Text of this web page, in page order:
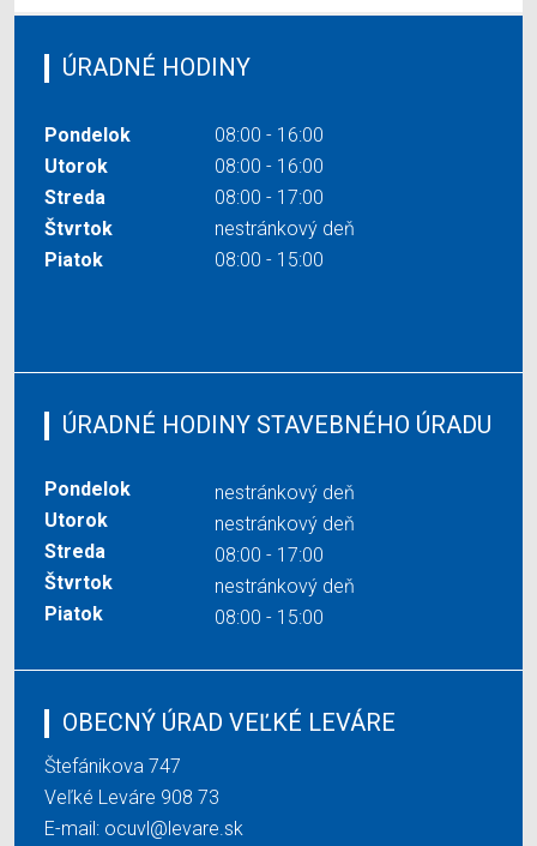
ÚRADNÉ HODINY
Pondelok
08:00 - 16:00
Utorok
08:00 - 16:00
Streda
08:00 - 17:00
Štvrtok
nestránkový deň
Piatok
08:00 - 15:00
ÚRADNÉ HODINY STAVEBNÉHO ÚRADU
Pondelok
nestránkový deň
Utorok
nestránkový deň
Streda
08:00 - 17:00
Štvrtok
nestránkový deň
Piatok
08:00 - 15:00
OBECNÝ ÚRAD VEĽKÉ LEVÁRE
Štefánikova 747
Veľké Leváre 908 73
E-mail: ocuvl@levare.sk